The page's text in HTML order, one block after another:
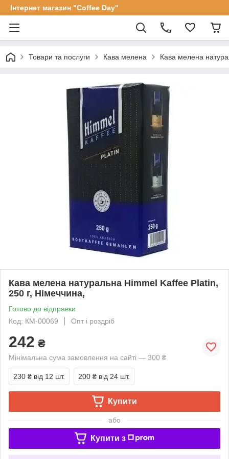
Інтернет магазин "Coffee Day"
Товари та послуги Кава мелена Кава мелена
Кава мелена натуральна Himmel Kaffee Platin,
250 г, Німеччина,
Готово до відправки
Код: КМ-00069
Опт і роздріб
242 ₴
Мінімальна сума замовлення на сайті — 300 ₴
230 ₴ від 12 шт. 200 ₴ від 24 шт.
Купити
або
Купити з